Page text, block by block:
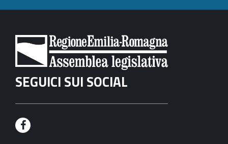
SEGUICI SUI SOCIAL
F